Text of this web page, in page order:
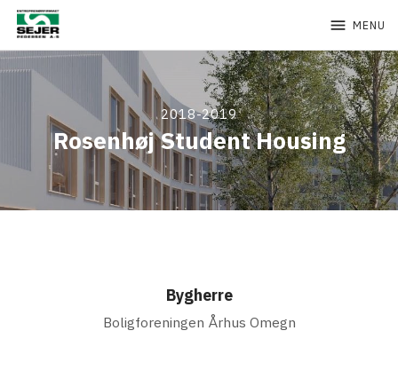
menu MENU
2018-2019
Rosenhøj Student Housing
Bygherre
Boligforeningen Århus Omegn